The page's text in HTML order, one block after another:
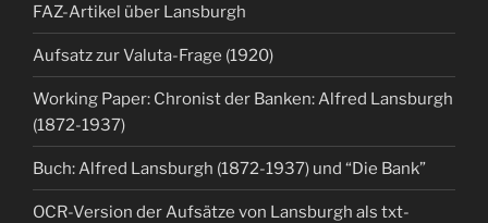
FAZ-Artikel über Lansburgh
Aufsatz zur Valuta-Frage (1920)
Working Paper: Chronist der Banken: Alfred Lansburgh
(1872-1937)
Buch: Alfred Lansburgh (1872-1937) und “Die Bank”
OCR-Version der Aufsätze von Lansburgh als txt-